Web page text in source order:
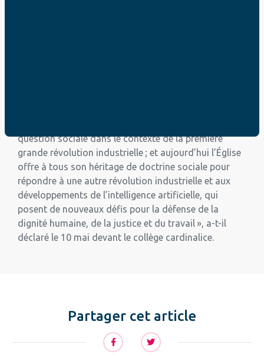
question sociale dans le contexte de la première
grande révolution industrielle ; et aujourd’hui l’Église
offre à tous son héritage de doctrine sociale pour
répondre à une autre révolution industrielle et aux
développements de l’intelligence artificielle, qui
posent de nouveaux défis pour la défense de la
dignité humaine, de la justice et du travail », a-t-il
déclaré le 10 mai devant le collège cardinalice.
Partager cet article